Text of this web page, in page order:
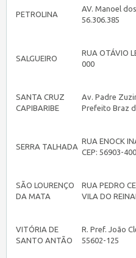
PETROLINA
AV. Manoel
56.306.385
SALGUEIRO
RUA OTÁVIO
000
SANTA CRUZ
CAPIBARIBE
Av. Padre
Prefeito Braz
SERRA TALHADA
RUA ENOCK
CEP: 56903-400
SÃO LOURENÇO
DA MATA
RUA PEDRO
VILA DO
VITÓRIA DE
SANTO ANTÃO
R. Pref. João
55602-125